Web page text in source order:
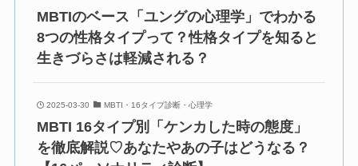
MBTIのベース「ユングの心理学」でわかる
8つの性格タイプって？性格タイプを知ると
生きづらさは軽減される？
2025-03-30 MBTI・16タイプ診断・心理学
MBTI 16タイプ別「ケンカした時の態度」
を徹底解説♡あなたやあの子はどうなる？